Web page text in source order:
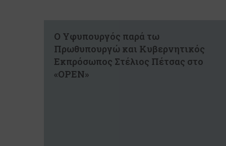
Ο Υφυπουργός παρά τω
Πρωθυπουργώ και Κυβερνητικός
Εκπρόσωπος Στέλιος Πέτσας στο
«OPEN»